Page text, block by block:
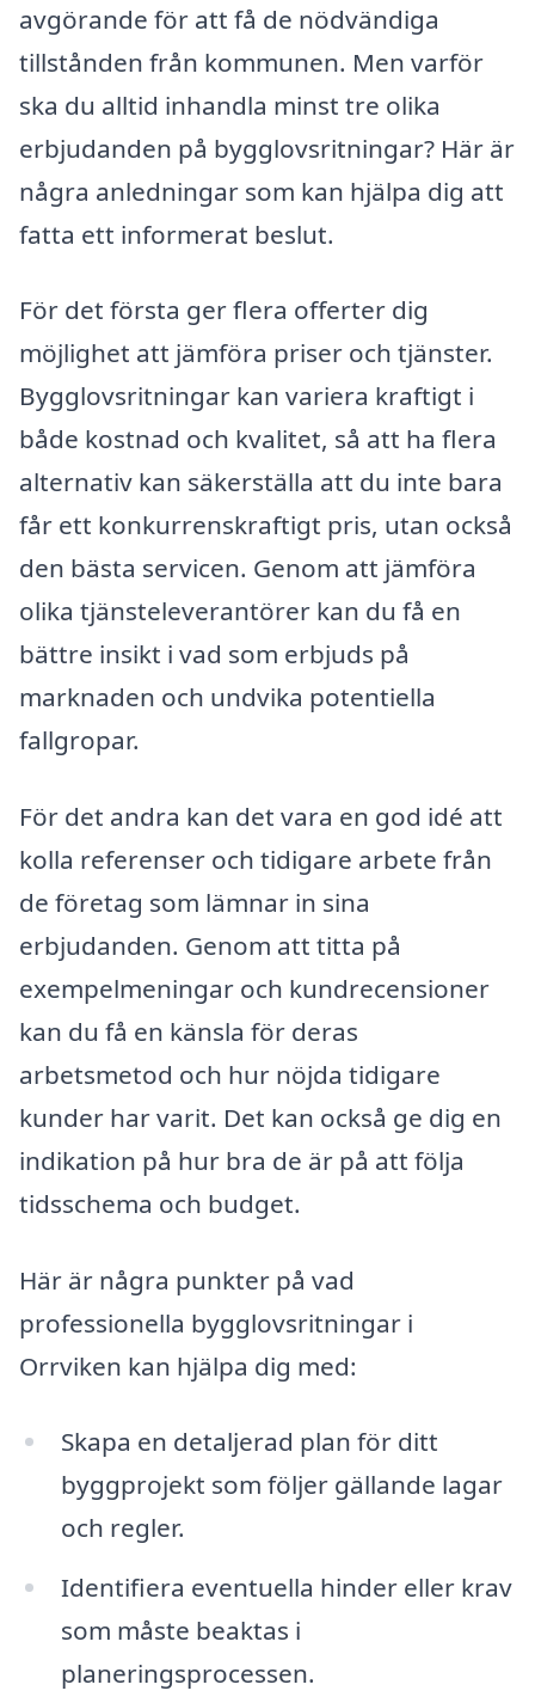
avgörande för att få de nödvändiga
tillstånden från kommunen. Men varför
ska du alltid inhandla minst tre olika
erbjudanden på bygglovsritningar? Här är
några anledningar som kan hjälpa dig att
fatta ett informerat beslut.
För det första ger flera offerter dig
möjlighet att jämföra priser och tjänster.
Bygglovsritningar kan variera kraftigt i
både kostnad och kvalitet, så att ha flera
alternativ kan säkerställa att du inte bara
får ett konkurrenskraftigt pris, utan också
den bästa servicen. Genom att jämföra
olika tjänsteleverantörer kan du få en
bättre insikt i vad som erbjuds på
marknaden och undvika potentiella
fallgropar.
För det andra kan det vara en god idé att
kolla referenser och tidigare arbete från
de företag som lämnar in sina
erbjudanden. Genom att titta på
exempelmeningar och kundrecensioner
kan du få en känsla för deras
arbetsmetod och hur nöjda tidigare
kunder har varit. Det kan också ge dig en
indikation på hur bra de är på att följa
tidsschema och budget.
Här är några punkter på vad
professionella bygglovsritningar i
Orrviken kan hjälpa dig med:
Skapa en detaljerad plan för ditt
byggprojekt som följer gällande lagar
och regler.
Identifiera eventuella hinder eller krav
som måste beaktas i
planeringsprocessen.